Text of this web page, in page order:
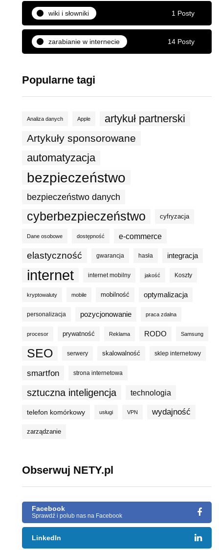
wiki i słowniki 1 Posty
zarabianie w internecie 14 Posty
Popularne tagi
Analiza danych Apple artykuł partnerski
Artykuły sponsorowane
automatyzacja
bezpieczeństwo
bezpieczeństwo danych
cyberbezpieczeństwo cyfryzacja
Dane osobowe dostępność e-commerce
elastyczność gwarancja hasła integracja
internet internet mobilny jakość Koszty
kryptowaluty mobile mobilność optymalizacja
personalizacja pozycjonowanie praca zdalna
procesor prywatność Reklama RODO Samsung
SEO serwery skalowalność sklep internetowy
smartfon strona internetowa
sztuczna inteligencja technologia
telefon komórkowy usługi VPN wydajność
zarządzanie
Obserwuj NETY.pl
Facebook
Sprawdź i polub nas na Facebook
LinkedIn